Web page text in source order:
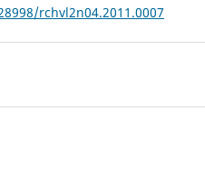
rchvl2n04.2011.0007